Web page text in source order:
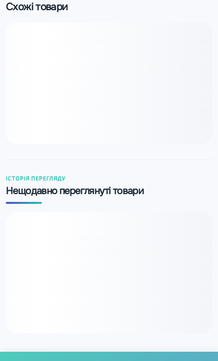
Схожі товари
ІСТОРІЯ ПЕРЕГЛЯДУ
Нещодавно переглянуті товари